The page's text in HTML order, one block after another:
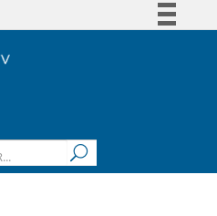
Legislação